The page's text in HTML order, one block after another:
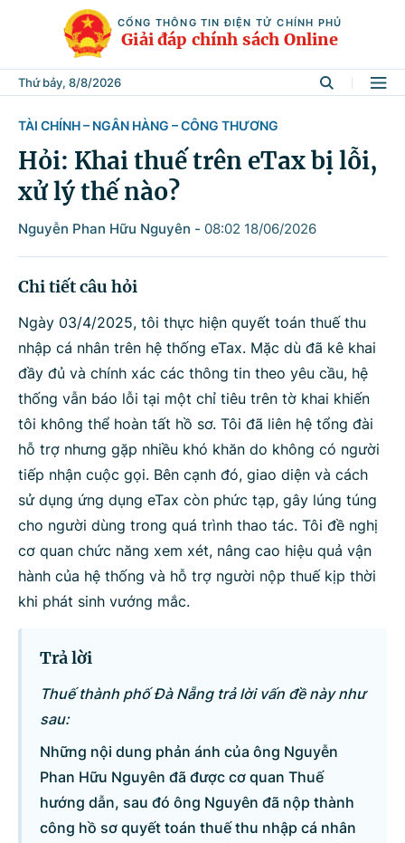
CỔNG THÔNG TIN ĐIỆN TỬ CHÍNH PHỦ
Giải đáp chính sách Online
Thứ bảy, 8/8/2026
Tìm kiếm
Từ khóa
Lĩnh vực
Bộ ngành
Tìm kiếm Nhập lại
TÀI CHÍNH – NGÂN HÀNG – CÔNG THƯƠNG
Hỏi: Khai thuế trên eTax bị lỗi,
xử lý thế nào?
Nguyễn Phan Hữu Nguyên - 08:02 18/06/2026
Chi tiết câu hỏi
Ngày 03/4/2025, tôi thực hiện quyết toán thuế thu
nhập cá nhân trên hệ thống eTax. Mặc dù đã kê khai
đầy đủ và chính xác các thông tin theo yêu cầu, hệ
thống vẫn báo lỗi tại một chỉ tiêu trên tờ khai khiến
tôi không thể hoàn tất hồ sơ. Tôi đã liên hệ tổng đài
hỗ trợ nhưng gặp nhiều khó khăn do không có người
tiếp nhận cuộc gọi. Bên cạnh đó, giao diện và cách
sử dụng ứng dụng eTax còn phức tạp, gây lúng túng
cho người dùng trong quá trình thao tác. Tôi đề nghị
cơ quan chức năng xem xét, nâng cao hiệu quả vận
hành của hệ thống và hỗ trợ người nộp thuế kịp thời
khi phát sinh vướng mắc.
Trả lời
Thuế thành phố Đà Nẵng trả lời vấn đề này như
sau:
Những nội dung phản ánh của ông Nguyễn
Phan Hữu Nguyên đã được cơ quan Thuế
hướng dẫn, sau đó ông Nguyên đã nộp thành
công hồ sơ quyết toán thuế thu nhập cá nhân